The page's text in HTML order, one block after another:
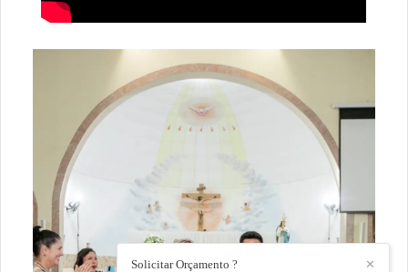
✕
Solicitar Orçamento ?